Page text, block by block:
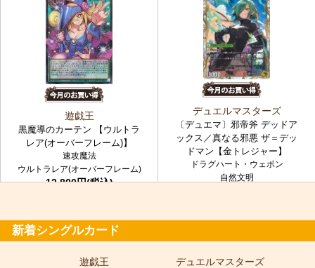
遊戯王
黒魔導のカーテン 【ウルトラ
レア(オーバーフレーム)】
速攻魔法
ウルトラレア(オーバーフレーム)
12,800円(税込)
デュエルマスターズ
〔デュエマ〕邪帝斧 デッドア
ックス／真なる邪悪 ザ＝デッ
ドマン【金トレジャー】
ドラグハート・ウェポン
自然文明
新着シングルカード
遊戯王 デュエルマスターズ